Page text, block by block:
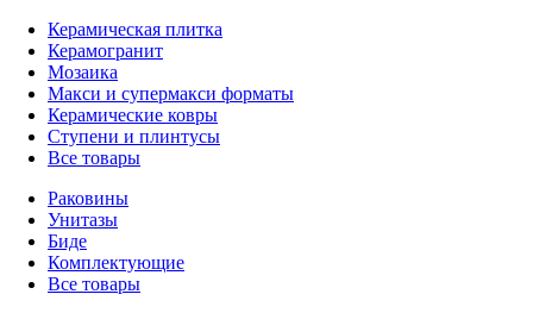
Керамическая плитка
Керамогранит
Мозаика
Макси и супермакси форматы
Керамические ковры
Ступени и плинтусы
Все товары
Раковины
Унитазы
Биде
Комплектующие
Все товары